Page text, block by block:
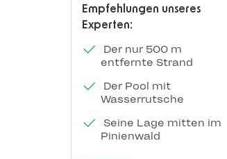
Empfehlungen unseres
Experten:
Der nur 500 m
entfernte Strand
Der Pool mit
Wasserrutsche
Seine Lage mitten im
Pinienwald